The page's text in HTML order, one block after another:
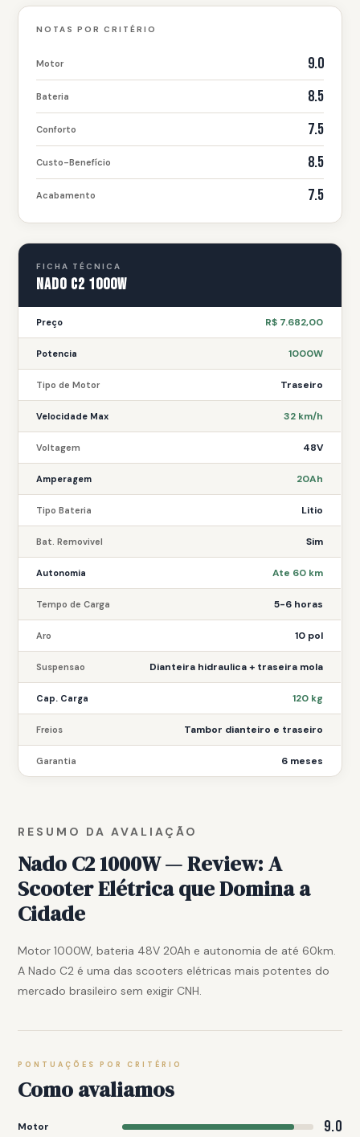
RESUMO DA AVALIAÇÃO
Nado C2 1000W — Review: A
Scooter Elétrica que Domina a
Cidade
Motor 1000W, bateria 48V 20Ah e autonomia de até 60km.
A Nado C2 é uma das scooters elétricas mais potentes do
mercado brasileiro sem exigir CNH.
PONTUAÇÕES POR CRITÉRIO
Como avaliamos
Motor 9.0
NOTAS POR CRITÉRIO
Motor 9.0
Bateria 8.5
Conforto 7.5
Custo-Benefício 8.5
Acabamento 7.5
FICHA TÉCNICA
Nado C2 1000W
Preço R$ 7.682,00
Potencia 1000W
Tipo de Motor Traseiro
Velocidade Max 32 km/h
Voltagem 48V
Amperagem 20Ah
Tipo Bateria Litio
Bat. Removivel Sim
Autonomia Ate 60 km
Tempo de Carga 5-6 horas
Aro 10 pol
Suspensao Dianteira hidraulica + traseira mola
Cap. Carga 120 kg
Freios Tambor dianteiro e traseiro
Garantia 6 meses